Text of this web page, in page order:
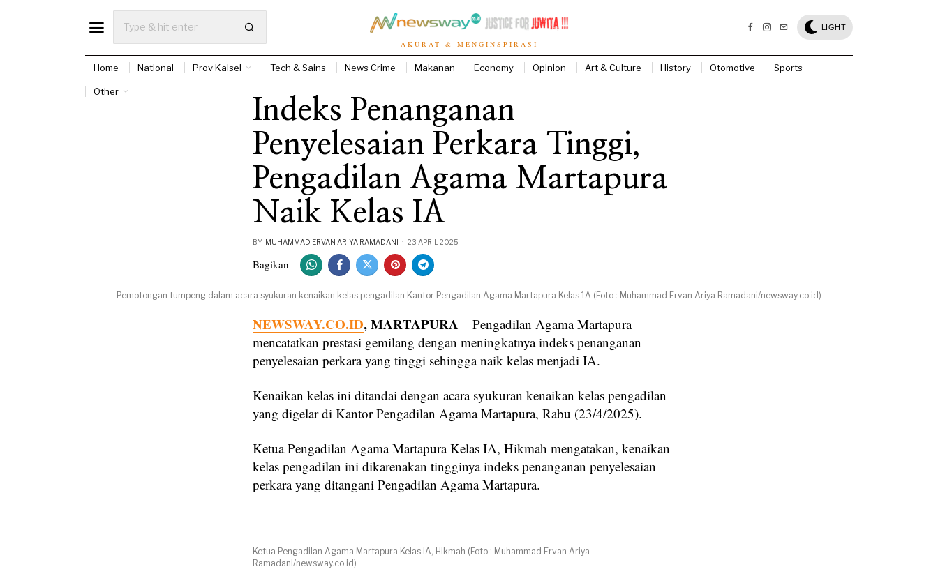
AKURAT & MENGINSPIRASI
LIGHT
Home National Prov Kalsel Tech & Sains News Crime Makanan Economy Opinion Art & Culture History Otomotive Sports
Other
Indeks Penanganan
Penyelesaian Perkara Tinggi,
Pengadilan Agama Martapura
Naik Kelas IA
BY MUHAMMAD ERVAN ARIYA RAMADANI 23 APRIL 2025
Bagikan
Pemotongan tumpeng dalam acara syukuran kenaikan kelas pengadilan Kantor Pengadilan Agama Martapura Kelas 1A (Foto : Muhammad Ervan Ariya Ramadani/newsway.co.id)
NEWSWAY.CO.ID, MARTAPURA – Pengadilan Agama Martapura
mencatatkan prestasi gemilang dengan meningkatnya indeks penanganan
penyelesaian perkara yang tinggi sehingga naik kelas menjadi IA.
Kenaikan kelas ini ditandai dengan acara syukuran kenaikan kelas pengadilan
yang digelar di Kantor Pengadilan Agama Martapura, Rabu (23/4/2025).
Ketua Pengadilan Agama Martapura Kelas IA, Hikmah mengatakan, kenaikan
kelas pengadilan ini dikarenakan tingginya indeks penanganan penyelesaian
perkara yang ditangani Pengadilan Agama Martapura.
Ketua Pengadilan Agama Martapura Kelas IA, Hikmah (Foto : Muhammad Ervan Ariya
Ramadani/newsway.co.id)